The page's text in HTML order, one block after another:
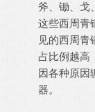
斧、锄、戈
这些西周青
见的西周青
占比例越高
因各种原因
器。